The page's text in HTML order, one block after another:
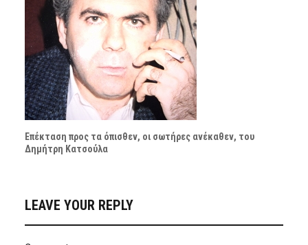
Επέκταση προς τα όπισθεν, οι σωτήρες ανέκαθεν, του
Δημήτρη Κατσούλα
LEAVE YOUR REPLY